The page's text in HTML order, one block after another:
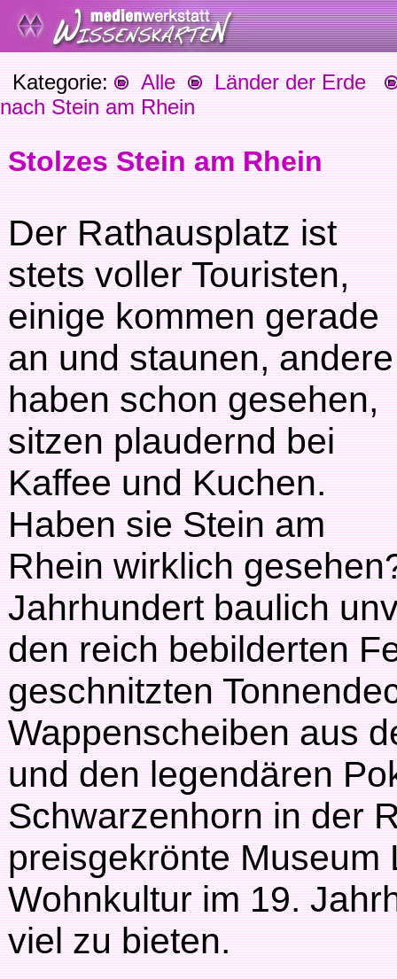
Kategorie: Alle
Länder der Erde
nach Stein am Rhein
Stolzes Stein am Rhein
Der Rathausplatz ist
stets voller Touristen,
einige kommen gerade
an und staunen, andere
haben schon gesehen,
sitzen plaudernd bei
Kaffee und Kuchen.
Haben sie Stein am
Rhein wirklich
Jahrhundert baulich
den reich bebilderten
geschnitzten
Wappenscheiben aus
und den legendären
Schwarzenhorn in der
preisgekrönte Museum
Wohnkultur im 19.
viel zu bieten.